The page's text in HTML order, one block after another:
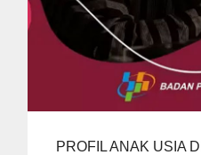
PROFIL ANAK USIA